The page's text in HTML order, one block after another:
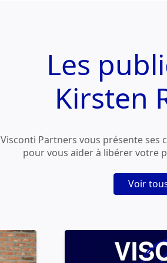
Les
Kirsten
Visconti Partners vous présente ses
pour vous aider à libérer votre
Voir